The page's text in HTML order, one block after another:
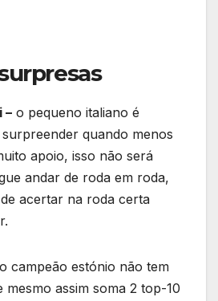
– o pequeno italiano é
quando menos
apoio, isso não será
andar de roda em roda,
acertar na roda certa
o campeão estónio não tem
mesmo assim soma 2 top-10